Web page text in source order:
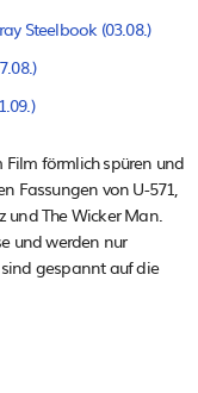
Steelbook (03.08.)
förmlich spüren und
Fassungen von U-571,
und The Wicker Man.
und werden nur
gespannt auf die